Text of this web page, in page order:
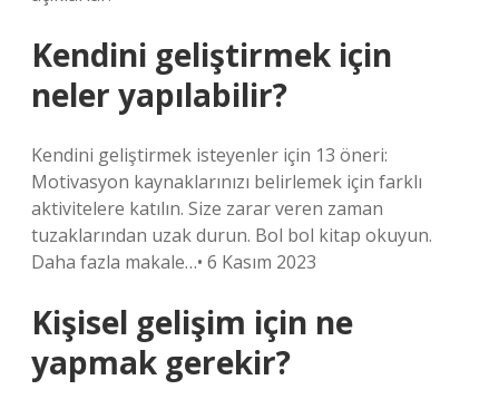
Kendini geliştirmek için
neler yapılabilir?
Kendini geliştirmek isteyenler için 13 öneri:
Motivasyon kaynaklarınızı belirlemek için farklı
aktivitelere katılın. Size zarar veren zaman
tuzaklarından uzak durun. Bol bol kitap okuyun.
Daha fazla makale…• 6 Kasım 2023
Kişisel gelişim için ne
yapmak gerekir?